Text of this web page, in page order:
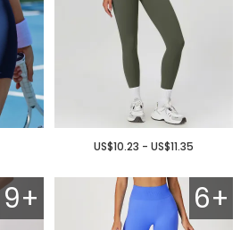
US$10.23 - US$11.35
9+ 6+